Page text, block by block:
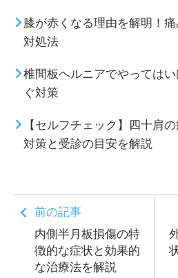
膝が赤くなる理由を解明！
対処法
椎間板ヘルニアでやっては
ぐ対策
【セルフチェック】四十肩
対策と受診の目安を解説
前の記事
内側半月板損傷の特
徴的な症状と効果的
な治療法を解説